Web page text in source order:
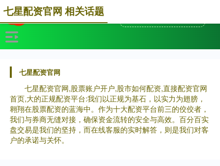
七星配资官网
七星配资官网,股票账户开户,股市如何配资,直接配资官网
首页,大的正规配资平台:我们以正规为基石，以实力为翅膀，
翱翔在股票配资的蓝海中。作为十大配资平台前三的佼佼者，
我们与券商无缝对接，确保资金流转的安全与高效。百分百实
盘交易是我们的坚持，而在线客服的实时解答，则是我们对客
户的承诺与关怀。
七星配资官网 相关话题